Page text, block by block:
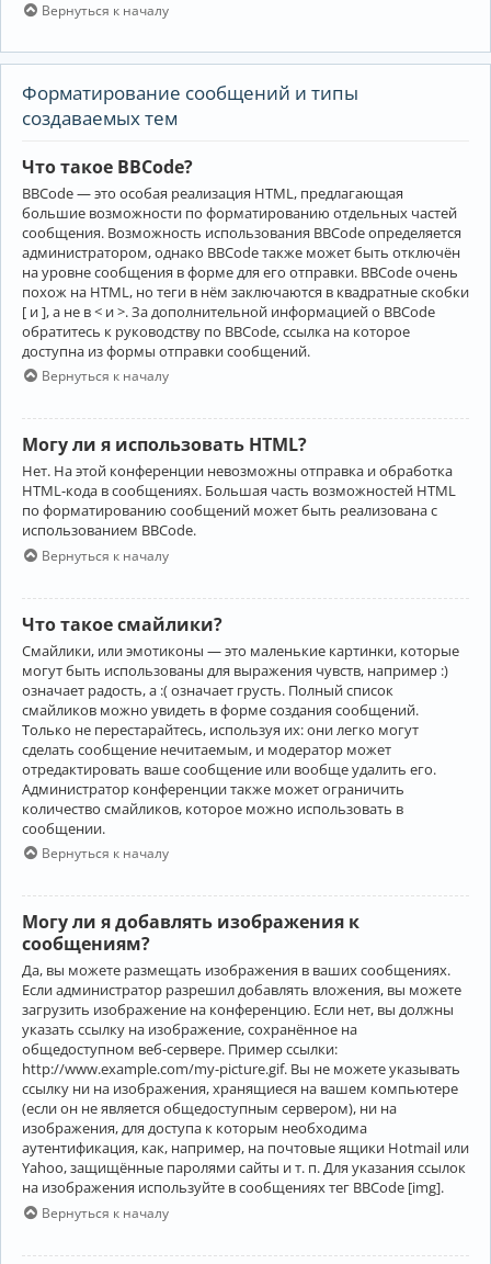
Вернуться к началу
Форматирование сообщений и типы
создаваемых тем
Что такое BBCode?
BBCode — это особая реализация HTML, предлагающая
большие возможности по форматированию отдельных частей
сообщения. Возможность использования BBCode определяется
администратором, однако BBCode также может быть отключён
на уровне сообщения в форме для его отправки. BBCode очень
похож на HTML, но теги в нём заключаются в квадратные скобки
[ и ], а не в < и >. За дополнительной информацией о BBCode
обратитесь к руководству по BBCode, ссылка на которое
доступна из формы отправки сообщений.
Вернуться к началу
Могу ли я использовать HTML?
Нет. На этой конференции невозможны отправка и обработка
HTML-кода в сообщениях. Большая часть возможностей HTML
по форматированию сообщений может быть реализована с
использованием BBCode.
Вернуться к началу
Что такое смайлики?
Смайлики, или эмотиконы — это маленькие картинки, которые
могут быть использованы для выражения чувств, например :)
означает радость, а :( означает грусть. Полный список
смайликов можно увидеть в форме создания сообщений.
Только не перестарайтесь, используя их: они легко могут
сделать сообщение нечитаемым, и модератор может
отредактировать ваше сообщение или вообще удалить его.
Администратор конференции также может ограничить
количество смайликов, которое можно использовать в
сообщении.
Вернуться к началу
Могу ли я добавлять изображения к
сообщениям?
Да, вы можете размещать изображения в ваших сообщениях.
Если администратор разрешил добавлять вложения, вы можете
загрузить изображение на конференцию. Если нет, вы должны
указать ссылку на изображение, сохранённое на
общедоступном веб-сервере. Пример ссылки:
http://www.example.com/my-picture.gif. Вы не можете указывать
ссылку ни на изображения, хранящиеся на вашем компьютере
(если он не является общедоступным сервером), ни на
изображения, для доступа к которым необходима
аутентификация, как, например, на почтовые ящики Hotmail или
Yahoo, защищённые паролями сайты и т. п. Для указания ссылок
на изображения используйте в сообщениях тег BBCode [img].
Вернуться к началу